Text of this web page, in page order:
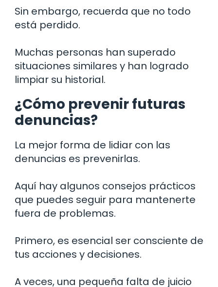
Sin embargo, recuerda que no todo
está perdido.
Muchas personas han superado
situaciones similares y han logrado
limpiar su historial.
¿Cómo prevenir futuras
denuncias?
La mejor forma de lidiar con las
denuncias es prevenirlas.
Aquí hay algunos consejos prácticos
que puedes seguir para mantenerte
fuera de problemas.
Primero, es esencial ser consciente de
tus acciones y decisiones.
A veces, una pequeña falta de juicio